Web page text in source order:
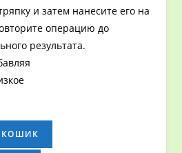
и затем нанесите его на
операцию до
результата.
КОШИК